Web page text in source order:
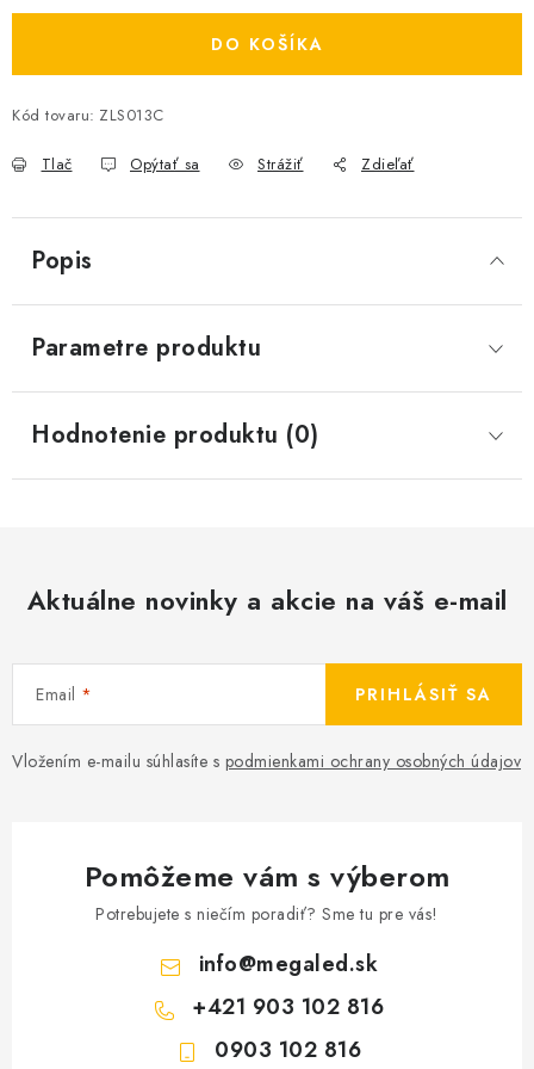
DO KOŠÍKA
Kód tovaru: ZLS013C
Tlač Opýtať sa Strážiť Zdieľať
Popis
Parametre produktu
Hodnotenie produktu (0)
Aktuálne novinky a akcie na váš e-mail
Email
Vložením e-mailu súhlasíte s podmienkami ochrany osobných údajov
PRIHLÁSIŤ SA
Pomôžeme vám s výberom
Potrebujete s niečím poradiť? Sme tu pre vás!
info@megaled.sk
+421 903 102 816
0903 102 816